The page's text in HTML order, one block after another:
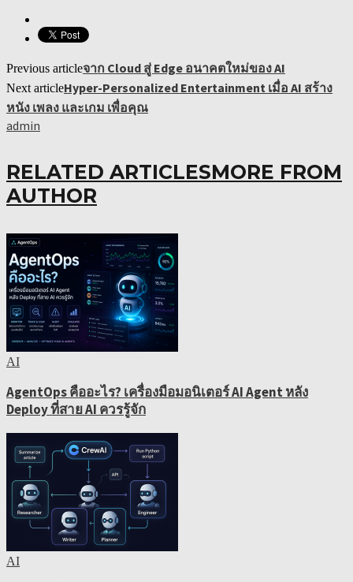
Previous articleจาก Cloud สู่ Edge อนาคตใหม่ของ AI
Next articleHyper-Personalized Entertainment เมื่อ AI สร้าง
หนัง เพลง และเกม เพื่อคุณ
admin
RELATED ARTICLESMORE FROM
AUTHOR
AI
AgentOps คืออะไร? เครื่องมือมอนิเตอร์ AI Agent หลัง
Deploy ที่สาย AI ควรรู้จัก
AI